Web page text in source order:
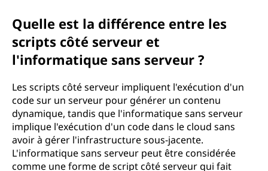
Quelle est la différence entre les
scripts côté serveur et
l'informatique sans serveur ?
Les scripts côté serveur impliquent l'exécution d'un
code sur un serveur pour générer un contenu
dynamique, tandis que l'informatique sans serveur
implique l'exécution d'un code dans le cloud sans
avoir à gérer l'infrastructure sous-jacente.
L'informatique sans serveur peut être considérée
comme une forme de script côté serveur qui fait